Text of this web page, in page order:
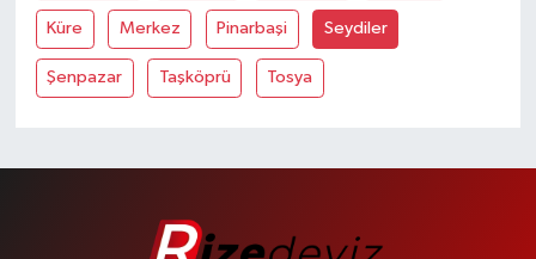
Küre Merkez Pinarbaşi Seydiler
Şenpazar Taşköprü Tosya